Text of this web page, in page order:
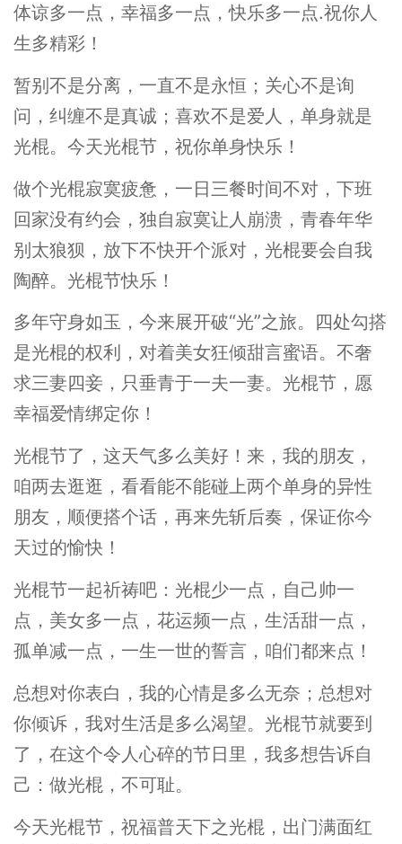
体谅多一点，幸福多一点，快乐多一点.祝你人
生多精彩！
暂别不是分离，一直不是永恒；关心不是询
问，纠缠不是真诚；喜欢不是爱人，单身就是
光棍。今天光棍节，祝你单身快乐！
做个光棍寂寞疲惫，一日三餐时间不对，下班
回家没有约会，独自寂寞让人崩溃，青春年华
别太狼狈，放下不快开个派对，光棍要会自我
陶醉。光棍节快乐！
多年守身如玉，今来展开破“光”之旅。四处勾搭
是光棍的权利，对着美女狂倾甜言蜜语。不奢
求三妻四妾，只垂青于一夫一妻。光棍节，愿
幸福爱情绑定你！
光棍节了，这天气多么美好！来，我的朋友，
咱两去逛逛，看看能不能碰上两个单身的异性
朋友，顺便搭个话，再来先斩后奏，保证你今
天过的愉快！
光棍节一起祈祷吧：光棍少一点，自己帅一
点，美女多一点，花运频一点，生活甜一点，
孤单减一点，一生一世的誓言，咱们都来点！
总想对你表白，我的心情是多么无奈；总想对
你倾诉，我对生活是多么渴望。光棍节就要到
了，在这个令人心碎的节日里，我多想告诉自
己：做光棍，不可耻。
今天光棍节，祝福普天下之光棍，出门满面红